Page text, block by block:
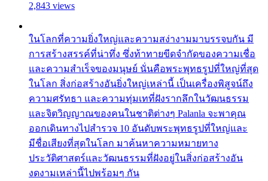
2,843 views
ในโลกที่ความยิ่งใหญ่และความสง่างามมาบรรจบกัน มี
การสร้างสรรค์ที่น่าทึ่ง ซึ่งท้าทายขีดจำกัดของความเชื่อ
และความสำเร็จของมนุษย์ นั่นคือพระพุทธรูปที่ใหญ่ที่สุด
ในโลก สิ่งก่อสร้างอันยิ่งใหญ่เหล่านี้ เป็นเครื่องพิสูจน์ถึง
ความศรัทธา และความทุ่มเทที่ฝังรากลึกในวัฒนธรรม
และจิตวิญญาณของคนในชาติต่างๆ Palanla จะพาคุณ
ออกเดินทางไปสำรวจ 10 อันดับพระพุทธรูปที่ใหญ่และ
มีชื่อเสียงที่สุดในโลก มาค้นหาความหมายทาง
ประวัติศาสตร์และวัฒนธรรมที่ฝังอยู่ในสิ่งก่อสร้างอัน
งดงามเหล่านี้ไปพร้อมๆ กัน